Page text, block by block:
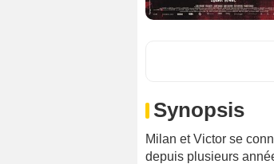
Synopsis
Milan et Victor se
depuis plusieurs